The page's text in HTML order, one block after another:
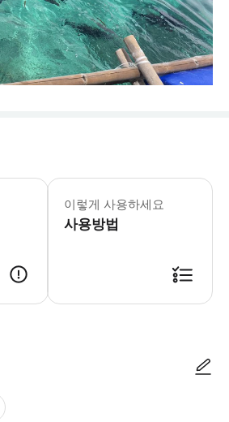
이렇게 사용하세요
사용방법